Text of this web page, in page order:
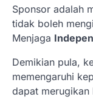
Sponsor adalah
tidak boleh
Menjaga
Demikian pula,
memengaruhi
dapat merugikan